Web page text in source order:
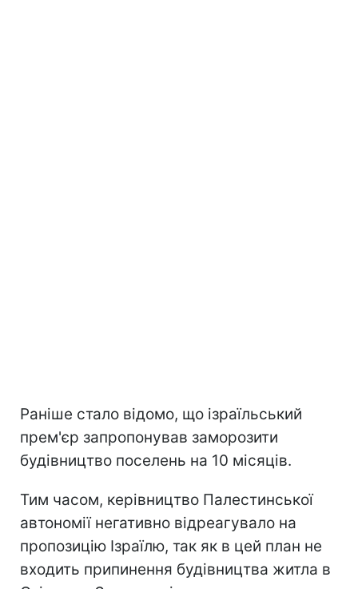
Раніше стало відомо, що ізраїльський
прем'єр запропонував заморозити
будівництво поселень на 10 місяців.
Тим часом, керівництво Палестинської
автономії негативно відреагувало на
пропозицію Ізраїлю, так як в цей план не
входить припинення будівництва житла в